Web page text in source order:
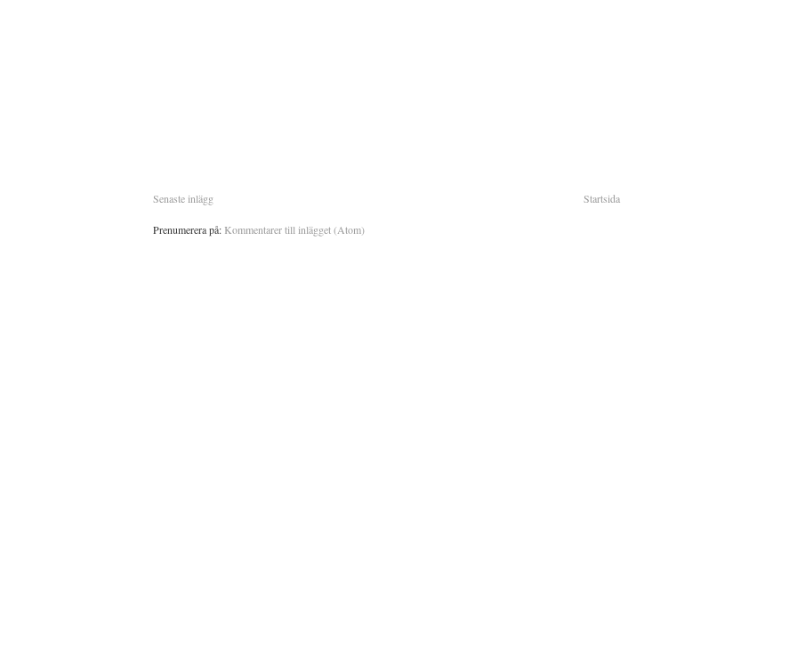
Senaste inlägg Startsida
Prenumerera på: Kommentarer till inlägget (Atom)